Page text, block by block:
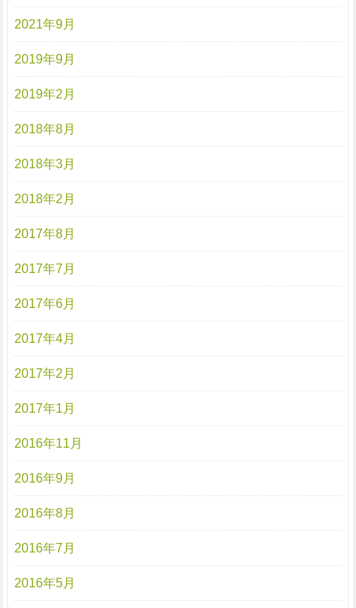
2021年9月
2019年9月
2019年2月
2018年8月
2018年3月
2018年2月
2017年8月
2017年7月
2017年6月
2017年4月
2017年2月
2017年1月
2016年11月
2016年9月
2016年8月
2016年7月
2016年5月